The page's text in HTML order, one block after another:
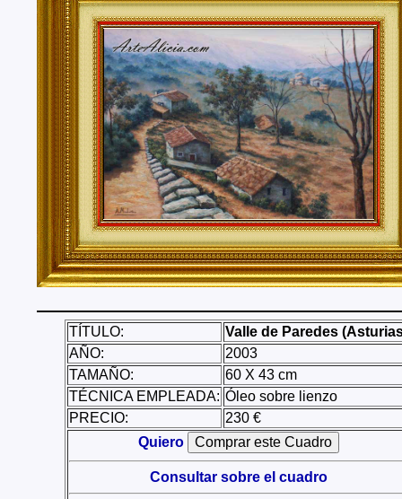
Valencia, Valladolid, Vizcaya, Zamora, Zaragoza.
También realizo envíos de mis cuadros o pinturas
lugares del mundo como pueden ser Estados Unidos,
Alemania, Gran Bretaña, Francia, Argentina, Italia...
TÍTULO:
Valle de Paredes
AÑO:
2003
TAMAÑO:
60 X 43 cm
TÉCNICA EMPLEADA: Óleo sobre lienzo
PRECIO:
230 €
Quiero
Consultar sobre el cuadro